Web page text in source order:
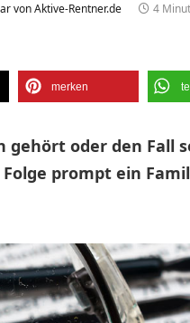
von Aktive-Rentner.de 4
merken
gehört oder den Fall
prompt ein